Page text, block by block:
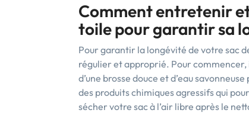
Comment entretenir
toile pour garantir sa
Pour garantir la longévité de votre sac
régulier et approprié. Pour commencer,
d’une brosse douce et d’eau
des produits chimiques agressifs qui
sécher votre sac à l’air libre après le